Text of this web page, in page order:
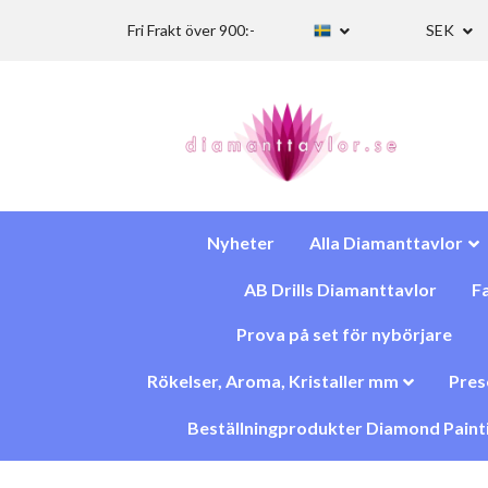
Fri Frakt över 900:- SEK
Nyheter Alla Diamanttavlor
AB Drills Diamanttavlor
Prova på set för nybörjare
Rökelser, Aroma, Kristaller mm
Beställningprodukter Diamond